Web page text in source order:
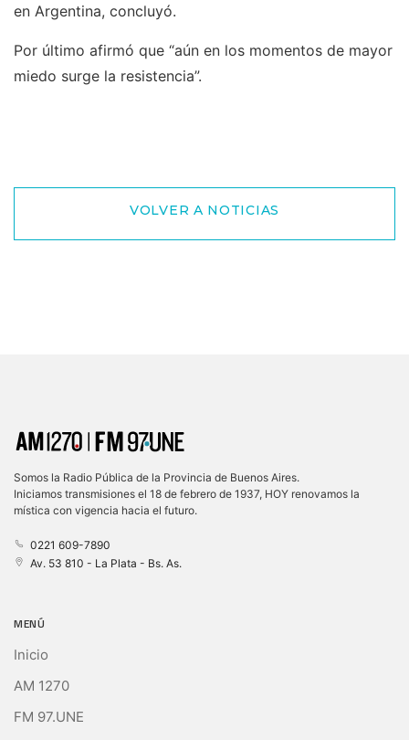
en Argentina, concluyó.
Por último afirmó que “aún en los momentos de mayor
miedo surge la resistencia”.
VOLVER A NOTICIAS
Somos la Radio Pública de la Provincia de Buenos Aires.
Iniciamos transmisiones el 18 de febrero de 1937, HOY renovamos la
mística con vigencia hacia el futuro.
0221 609-7890
Av. 53 810 - La Plata - Bs. As.
MENÚ
Inicio
AM 1270
FM 97.UNE